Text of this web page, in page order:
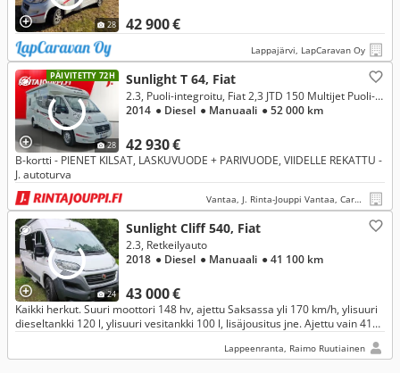
28 42 900 €
Lappajärvi, LapCaravan Oy
PÄIVITETTY 72H
28
Sunlight T 64, Fiat
42 930 €
2.3, Puoli-integroitu, Fiat 2,3 JTD 150 Multijet Puoli-integroitu
2014 ● Diesel ● Manuaali ● 52 000 km
B-kortti - PIENET KILSAT, LASKUVUODE + PARIVUODE, VIIDELLE REKATTU -
J. autoturva
Vantaa, J. Rinta-Jouppi Vantaa, Caravan
24
Sunlight Cliff 540, Fiat
43 000 €
2.3, Retkeilyauto
2018 ● Diesel ● Manuaali ● 41 100 km
Kaikki herkut. Suuri moottori 148 hv, ajettu Saksassa yli 170 km/h, ylisuuri
dieseltankki 120 l, ylisuuri vesitankki 100 l, lisäjousitus jne. Ajettu vain 41
Lappeenranta, Raimo Ruutiainen